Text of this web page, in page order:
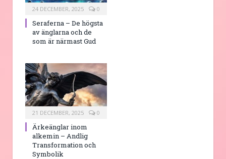
24 DECEMBER, 2025 0
Seraferna – De högsta
av änglarna och de
som är närmast Gud
21 DECEMBER, 2025 0
Ärkeänglar inom
alkemin – Andlig
Transformation och
Symbolik